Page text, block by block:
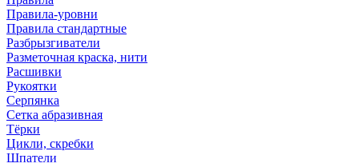
Правила-уровни
Правила стандартные
Разбрызгиватели
Разметочная краска, нити
Расшивки
Рукоятки
Серпянка
Сетка абразивная
Тёрки
Цикли, скребки
Шпатели